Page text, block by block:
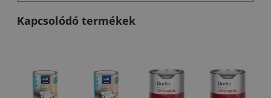
Kapcsolódó termékek